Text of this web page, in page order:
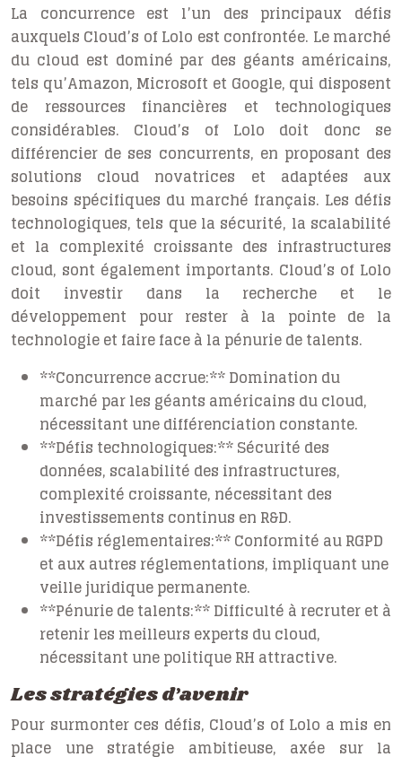
La concurrence est l’un des principaux défis
auxquels Cloud’s of Lolo est confrontée. Le marché
du cloud est dominé par des géants américains,
tels qu’Amazon, Microsoft et Google, qui disposent
de ressources financières et technologiques
considérables. Cloud’s of Lolo doit donc se
différencier de ses concurrents, en proposant des
solutions cloud novatrices et adaptées aux
besoins spécifiques du marché français. Les défis
technologiques, tels que la sécurité, la scalabilité
et la complexité croissante des infrastructures
cloud, sont également importants. Cloud’s of Lolo
doit investir dans la recherche et le
développement pour rester à la pointe de la
technologie et faire face à la pénurie de talents.
**Concurrence accrue:** Domination du
marché par les géants américains du cloud,
nécessitant une différenciation constante.
**Défis technologiques:** Sécurité des
données, scalabilité des infrastructures,
complexité croissante, nécessitant des
investissements continus en R&D.
**Défis réglementaires:** Conformité au RGPD
et aux autres réglementations, impliquant une
veille juridique permanente.
**Pénurie de talents:** Difficulté à recruter et à
retenir les meilleurs experts du cloud,
nécessitant une politique RH attractive.
Les stratégies d’avenir
Pour surmonter ces défis, Cloud’s of Lolo a mis en
place une stratégie ambitieuse, axée sur la